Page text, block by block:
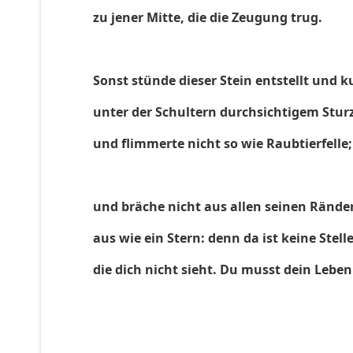
zu jener Mitte, die die Zeugung trug.
Sonst stünde dieser Stein entstellt und
unter der Schultern durchsichtigem
und flimmerte nicht so wie Raubtierfelle;
und bräche nicht aus allen seinen
aus wie ein Stern: denn da ist keine
die dich nicht sieht. Du musst dein